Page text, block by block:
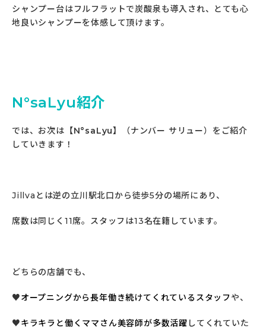
シャンプー台はフルフラットで炭酸泉も導入され、とても心
地良いシャンプーを体感して頂けます。
N°saLyu紹介
では、お次は 【N°saLyu】
（ナンバー サリュー）をご紹介
していきます！
Jillvaとは逆の立川駅北口から徒歩5分の場所にあり、
席数は同じく11席。スタッフは13名在籍しています。
どちらの店舗でも、
♥オープニングから長年働き続けてくれているスタッフ や、
♥キラキラと働くママさん美容師が多数活躍 してくれていた